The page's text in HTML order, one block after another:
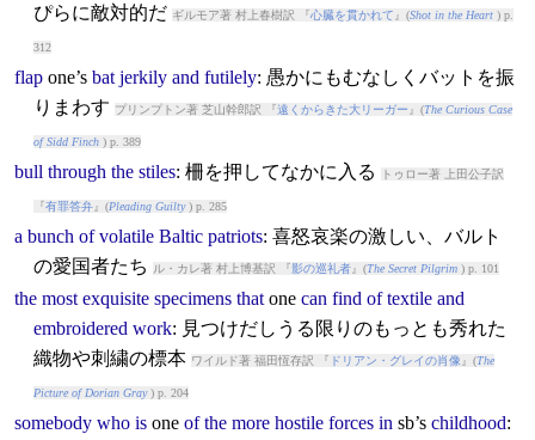
ぴらに敵対的だ ギルモア著 村上春樹訳 『心臓を貫かれて 』(Shot in the Heart) p.
312
flapone’s bat jerkily and futilely: 愚かにもむなしくバットを振
りまわす プリンプトン著 芝山幹郎訳 『遠くからきた大リーガー 』(The Curious Case
of Sidd Finch) p. 389
bull through the stiles: 柵を押してなかに入る トゥロー著 上田公子訳
『有罪答弁』(Pleading Guilty) p. 285
a bunch of volatile Baltic patriots: 喜怒哀楽の激しい、バルト
の愛国者たち
ル・カレ著 村上博基訳 『影の巡礼者』(The Secret Pilgrim) p. 101
the most exquisite specimens thatone can find of textile and
embroidered work: 見つけだしうる限りのもっとも秀れた
織物や刺繍の標本 ワイルド著 福田恆存訳 『 ドリアン・グレイの肖像 』(The
Picture of Dorian Gray) p. 204
somebody who isone of the more hostile forces in sb’s childhood: